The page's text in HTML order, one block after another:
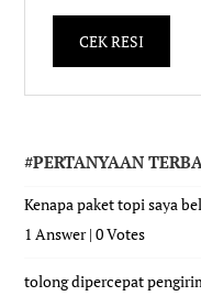
#PERTANYAAN
Kenapa paket topi saya
1 Answer|0 Votes
tolong dipercepat